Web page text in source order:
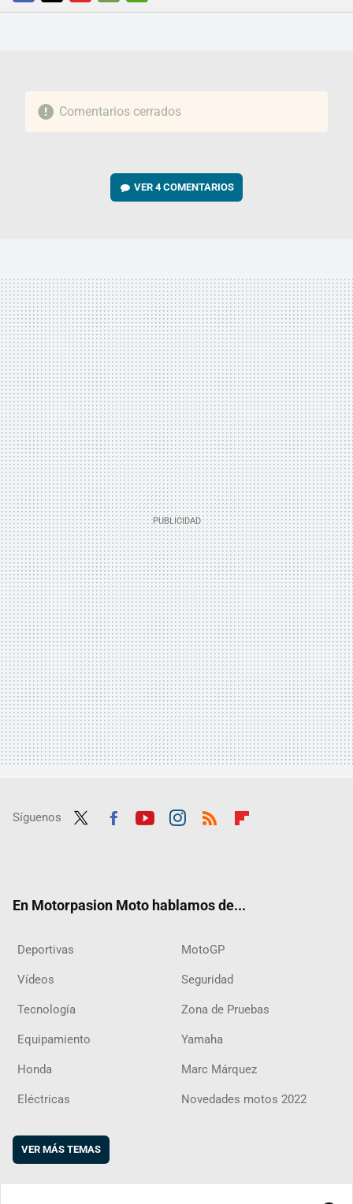
FACEBOOKTWITTERFLIPBOARD
E-
WHATSAPP
Comentarios cerrados
VER4 COMENTARIOS
Síguenos
En Motorpasion Moto hablamos de...
Deportivas MotoGP
Vídeos Seguridad
Tecnología Zona de Pruebas
Equipamiento Yamaha
Honda Marc Márquez
Eléctricas Novedades motos 2022
VER MÁS TEMAS